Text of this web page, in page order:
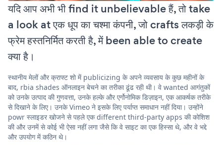
यदि आप अभी भी find it unbelievable हैं, तो take
a look at एक धूप का चश्मा कंपनी, जो crafts लकड़ी के
फ्रेम हस्तनिर्मित करती है, में been able to create
क्या है।
स्थानीय मेलों और क्राफ्ट शो में publicizing के अपने व्यवसाय के कुछ महीनों के
बाद, rbia shades ऑनलाइन बेचने का तरीका ढूंढ रही थी। वे wanted आगंतुकों
को उनके उत्पाद की गुणवत्ता, उनके हल्के और एर्गोनोमिक डिज़ाइन, एक आकर्षक तरीके
से दिखाने के लिए। उनके Vimeo ने इसके लिए पर्याप्त समाधान नहीं दिया। उन्होंने
powr स्लाइडर खोजने से पहले एक different third-party apps की कोशिश
की और उनमें से कोई भी ऐसा नहीं लगा जैसे कि वे साइट का एक हिस्सा थे, और वे भद्दे
और उपयोग में कठिन थे।